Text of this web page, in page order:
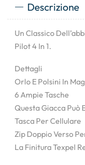
Descrizione
Un Classico
Pilot 4 In 1.
Dettagli
Orlo E Polsini In
6 Ampie Tasche
Questa Giacca Può
Tasca Per Cellulare
Zip Doppio Verso
La Finitura Texpel